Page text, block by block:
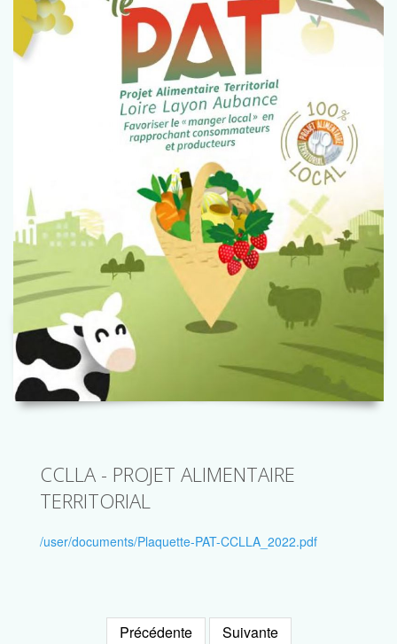
CCLLA - PROJET ALIMENTAIRE
TERRITORIAL
/user/documents/Plaquette-PAT-CCLLA_2022.pdf
Précédente Suivante